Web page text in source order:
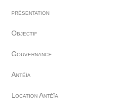
présentation
Objectif
Gouvernance
Antéïa
Location Antéïa